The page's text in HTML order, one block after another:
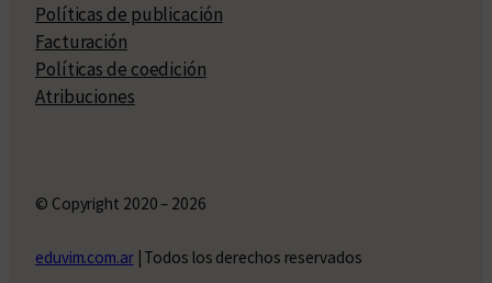
Políticas de publicación
Facturación
Políticas de coedición
Atribuciones
© Copyright 2020 – 2026
eduvim.com.ar| Todos los derechos reservados